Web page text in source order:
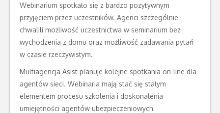
Webinarium spotkało się z bardzo pozytywnym
przyjęciem przez uczestników. Agenci szczególnie
chwalili możliwość uczestnictwa w seminarium bez
wychodzenia z domu oraz możliwość zadawania pytań
w czasie rzeczywistym.
Multiagencja Asist planuje kolejne spotkania on-line dla
agentów sieci. Webinaria mają stać się stałym
elementem procesu szkolenia i doskonalenia
umiejętności agentów ubezpieczeniowych